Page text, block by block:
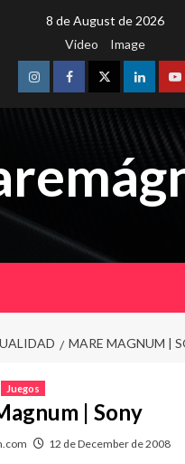
8 de August de 2026
Video
Image
InstagramFacebookTwitterLinkedin
MARE MAGNUM |
Juegos
| Sony
12 de December de 2008